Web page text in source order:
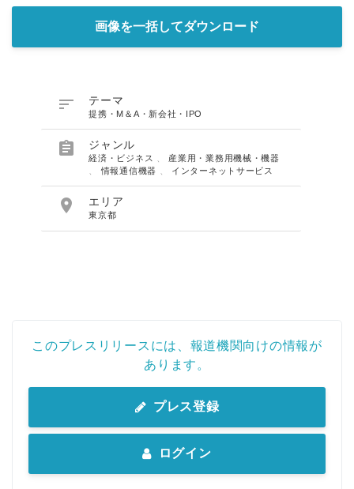
画像を一括してダウンロード
 テーマ
提携・M＆A・新会社・IPO
 ジャンル
経済・ビジネス
産業用・業務用機械・機器
、情報通信機器 インターネットサービス
 エリア
東京都
このプレスリリースには、報道機関向けの情報が
あります。
プレス登録
ログイン